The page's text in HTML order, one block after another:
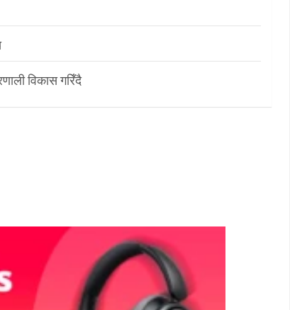
विकास गरिँदै